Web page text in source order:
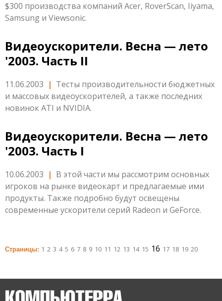
$300 производства компаний Acer, RoverScan, Iiyama,
Samsung и Viewsonic.
Видеоускорители. Весна — лето
'2003. Часть II
11.06.2003 | Тесты производительности бюджетных
и массовых видеоускорителей, а также последних
новинок ATI и NVIDIA.
Видеоускорители. Весна — лето
'2003. Часть I
10.06.2003 | В этой части мы рассмотрим основных
игроков на рынке видеокарт и предлагаемые ими
продукты. Также подробно будут освещены
современные ускорители серий Radeon и GeForce.
Страницы: 1 2 3 4 5 6 7 8 9 10 11 12 13 14 15 16 17 18 19 20